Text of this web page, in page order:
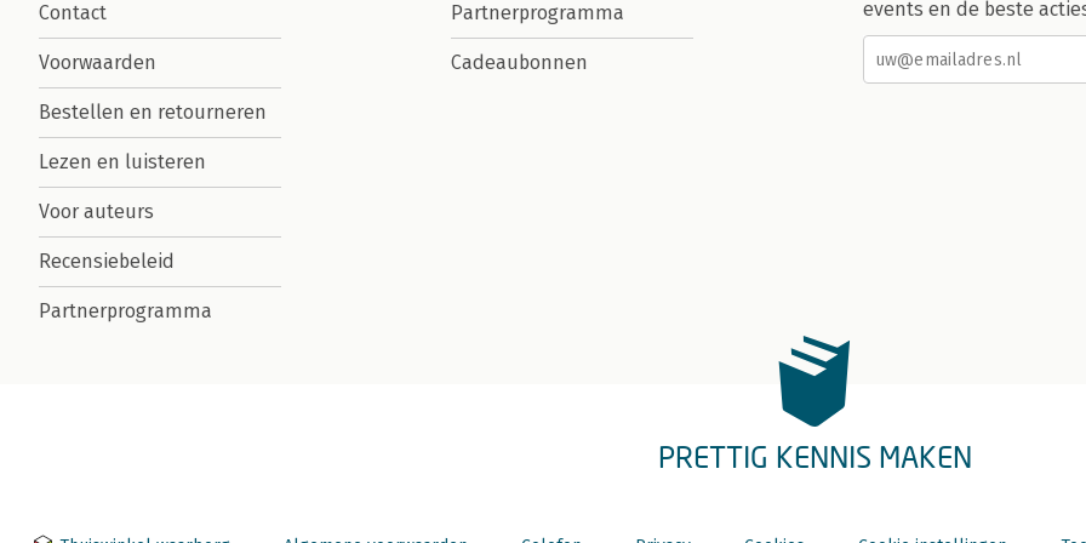
Contact
Voorwaarden
Bestellen en retourneren
Lezen en luisteren
Voor auteurs
Recensiebeleid
Partnerprogramma
Partnerprogramma
Cadeaubonnen
events en de beste
PRETTIG KENNIS MAKEN